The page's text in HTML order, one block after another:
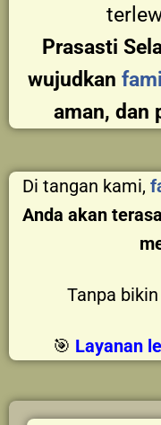
Prasasti
wujudkan
aman, dan
Di tangan kami,
Anda akan
Tanpa
🎯 Layanan